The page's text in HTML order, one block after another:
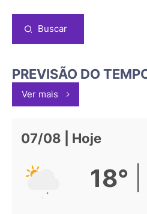
Buscar
PREVISÃO DO
Ver mais
07/08 | Hoje
18°